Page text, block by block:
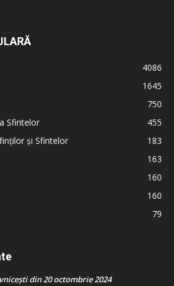
4086
1645
750
Sfintelor
455
și Sfintelor
183
163
160
160
79
din 20 octombrie 2024